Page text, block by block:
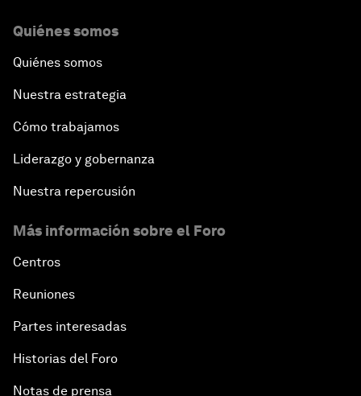
Quiénes somos
Quiénes somos
Nuestra estrategia
Cómo trabajamos
Liderazgo y gobernanza
Nuestra repercusión
Más información sobre el Foro
Centros
Reuniones
Partes interesadas
Historias del Foro
Notas de prensa